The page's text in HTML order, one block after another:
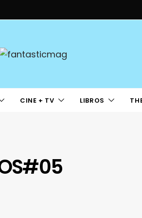
CINE + TV LIBROS